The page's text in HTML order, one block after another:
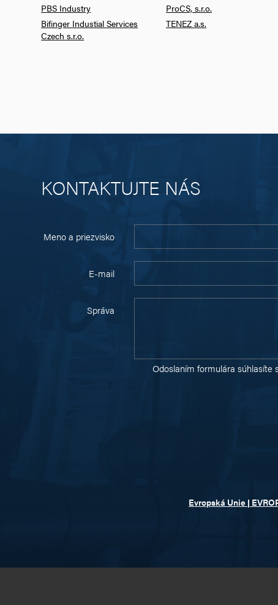
PBS Industry
Bifinger Industial Services
Czech s.r.o.
ProCS, s.r.o.
TENEZ a.s.
KONTAKTUJTE NÁS
Meno a priezvisko
E-mail
Správa
Odoslaním formulára súhlasíte
Evropská Unie |